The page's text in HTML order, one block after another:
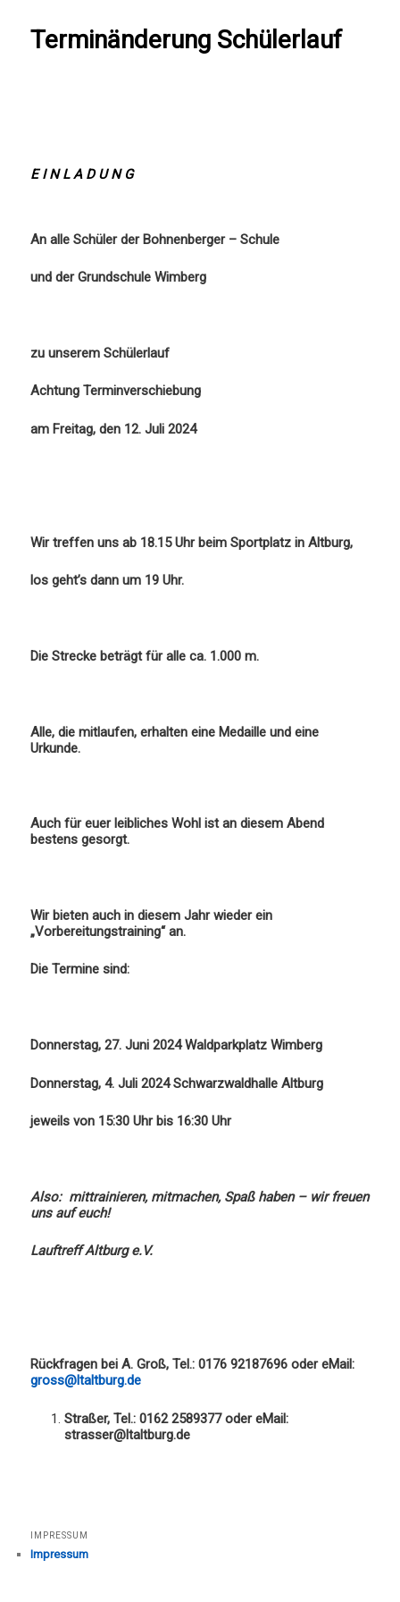
Terminänderung Schülerlauf
E I N L A D U N G
An alle Schüler der Bohnenberger – Schule
und der Grundschule Wimberg
zu unserem Schülerlauf
Achtung Terminverschiebung
am Freitag, den 12. Juli 2024
Wir treffen uns ab 18.15 Uhr beim Sportplatz in Altburg,
los geht’s dann um 19 Uhr.
Die Strecke beträgt für alle ca. 1.000 m.
Alle, die mitlaufen, erhalten eine Medaille und eine
Urkunde.
Auch für euer leibliches Wohl ist an diesem Abend
bestens gesorgt.
Wir bieten auch in diesem Jahr wieder ein
„Vorbereitungstraining“ an.
Die Termine sind:
Donnerstag, 27. Juni 2024 Waldparkplatz Wimberg
Donnerstag, 4. Juli 2024 Schwarzwaldhalle Altburg
jeweils von 15:30 Uhr bis 16:30 Uhr
Also: mittrainieren, mitmachen, Spaß haben – wir freuen
uns auf euch!
Lauftreff Altburg e.V.
Rückfragen bei A. Groß, Tel.: 0176 92187696 oder eMail:
gross@ltaltburg.de
Straßer, Tel.: 0162 2589377 oder eMail:
strasser@ltaltburg.de
IMPRESSUM
Impressum